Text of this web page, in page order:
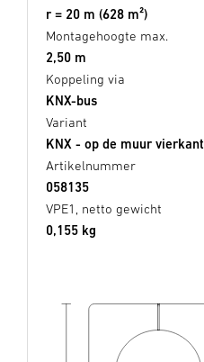
r = 20 m (628 m²)
Montagehoogte max.
2,50 m
Koppeling via
KNX-bus
Variant
KNX - op de muur vierkant
Artikelnummer
058135
VPE1, netto gewicht
0,155 kg